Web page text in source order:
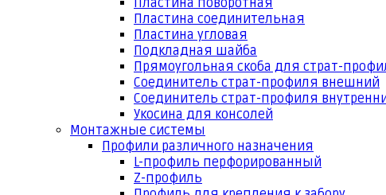
Пластина поворотная
Пластина соединительная
Пластина угловая
Подкладная шайба
Прямоугольная скоба для страт-
Соединитель страт-профиля внешний
Соединитель страт-профиля
Укосина для консолей
Монтажные системы
Профили различного назначения
L-профиль перфорированный
Z-профиль